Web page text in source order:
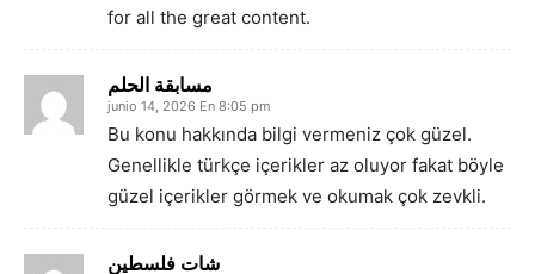
for all the great content.
مسابقة الحلم
junio 14, 2026 En 8:05 pm
Bu konu hakkında bilgi vermeniz çok güzel.
Genellikle türkçe içerikler az oluyor fakat böyle
güzel içerikler görmek ve okumak çok zevkli.
شات فلسطين